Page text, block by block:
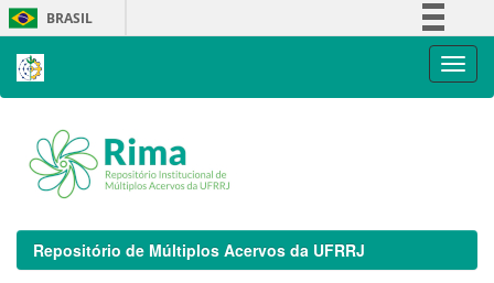
Skip
navigation
BRASIL
Repositório de Múltiplos Acervos da UFRRJ